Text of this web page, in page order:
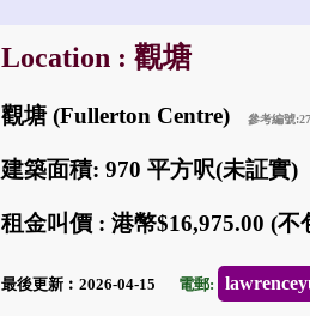
Location : 觀塘
觀塘 (Fullerton Centre) 參考編號
建築面積: 970 平方呎(未証實)
租金叫價 : 港幣$16,975.00 (不
最後更新︰2026-04-15 電郵: